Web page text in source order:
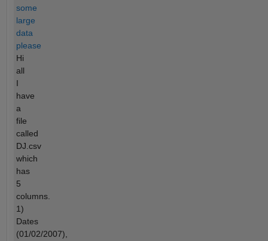
some
large
data
please
Hi
all
I
have
a
file
called
DJ.csv
which
has
5
columns.
1)
Dates
(01/02/2007),